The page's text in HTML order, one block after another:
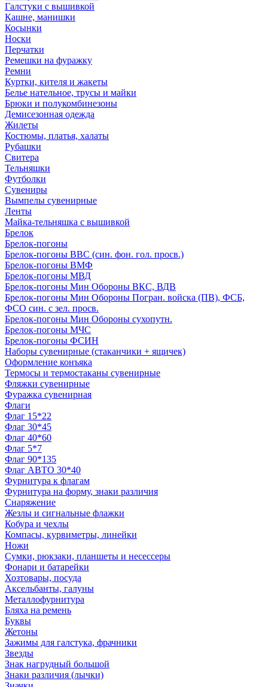
Галстуки с вышивкой
Кашне, манишки
Косынки
Носки
Перчатки
Ремешки на фуражку
Ремни
Куртки, кителя и жакеты
Белье нательное, трусы и майки
Брюки и полукомбинезоны
Демисезонная одежда
Жилеты
Костюмы, платья, халаты
Рубашки
Свитера
Тельняшки
Футболки
Сувениры
Вымпелы сувенирные
Ленты
Майка-тельняшка с вышивкой
Брелок
Брелок-погоны
Брелок-погоны ВВС (син. фон. гол. просв.)
Брелок-погоны ВМФ
Брелок-погоны МВД
Брелок-погоны Мин Обороны ВКС, ВДВ
Брелок-погоны Мин Обороны Погран. войска (ПВ), ФСБ,
ФСО син. с зел. просв.
Брелок-погоны Мин Обороны сухопутн.
Брелок-погоны МЧС
Брелок-погоны ФСИН
Наборы сувенирные (стаканчики + ящичек)
Оформление конъяка
Термосы и термостаканы сувенирные
Фляжки сувенирные
Фуражка сувенирная
Флаги
Флаг 15*22
Флаг 30*45
Флаг 40*60
Флаг 5*7
Флаг 90*135
Флаг АВТО 30*40
Фурнитура к флагам
Фурнитура на форму, знаки различия
Снаряжение
Жезлы и сигнальные флажки
Кобура и чехлы
Компасы, курвиметры, линейки
Ножи
Сумки, рюкзаки, планшеты и несессеры
Фонари и батарейки
Хозтовары, посуда
Аксельбанты, галуны
Металлофурнитура
Бляха на ремень
Буквы
Жетоны
Зажимы для галстука, фрачники
Звезды
Знак нагрудный большой
Знаки различия (лычки)